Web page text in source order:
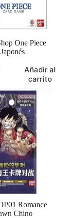
One Piece
Japonés
€.
€.
Añadir al
carrito
Romance
Chino